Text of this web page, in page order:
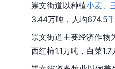
崇文街道以种植小麦、
3.44万吨，人均674.5
崇文街道主要经济作物
西红柿1.1万吨，白菜